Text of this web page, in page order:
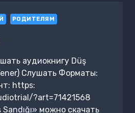
РОДИТЕЛЯМ
аудиокнигу Düş
Слушать Форматы:
https:
?art=71421568
можно скачать